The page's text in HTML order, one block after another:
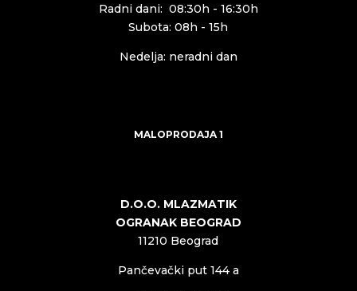
Radni dani: 08:30h - 16:30h
Subota: 08h - 15h
Nedelja: neradni dan
MALOPRODAJA 1
D.O.O. MLAZMATIK
OGRANAK BEOGRAD
11210 Beograd
Pančevački put 144 a